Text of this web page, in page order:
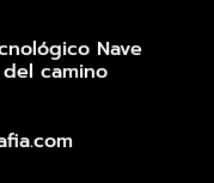
Nave
camino